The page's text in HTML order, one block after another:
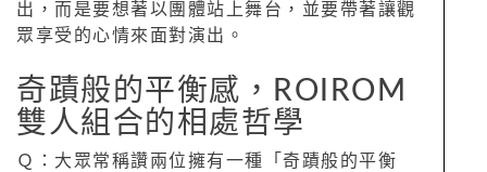
出，而是要想著以團體站上舞台，並要帶著讓觀
眾享受的心情來面對演出。
奇蹟般的平衡感，ROIROM
雙人組合的相處哲學
Ｑ：大眾常稱讚兩位擁有一種「奇蹟般的平衡